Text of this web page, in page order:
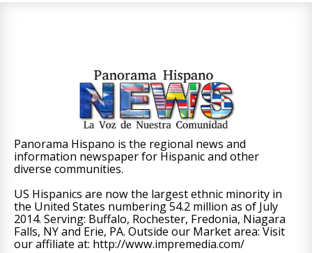
Panorama Hispano is the regional news and
information newspaper for Hispanic and other
diverse communities.
US Hispanics are now the largest ethnic minority in
the United States numbering 54.2 million as of July
2014. Serving: Buffalo, Rochester, Fredonia, Niagara
Falls, NY and Erie, PA. Outside our Market area: Visit
our affiliate at: http://www.impremedia.com/